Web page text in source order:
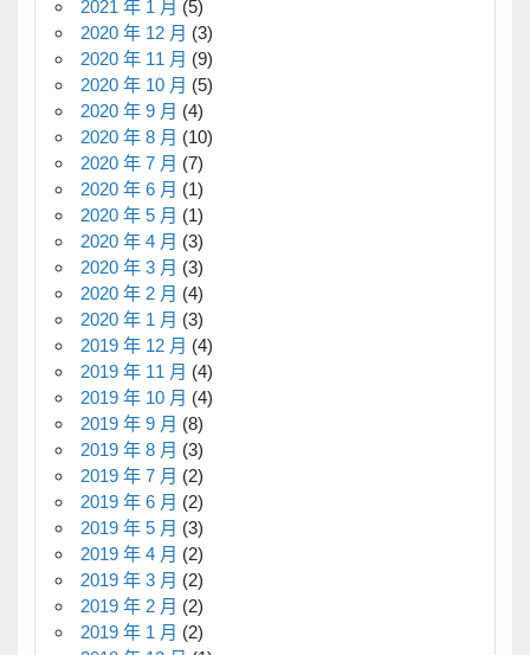
2021 年 1 月 (5)
2020 年 12 月 (3)
2020 年 11 月 (9)
2020 年 10 月 (5)
2020 年 9 月 (4)
2020 年 8 月 (10)
2020 年 7 月 (7)
2020 年 6 月 (1)
2020 年 5 月 (1)
2020 年 4 月 (3)
2020 年 3 月 (3)
2020 年 2 月 (4)
2020 年 1 月 (3)
2019 年 12 月 (4)
2019 年 11 月 (4)
2019 年 10 月 (4)
2019 年 9 月 (8)
2019 年 8 月 (3)
2019 年 7 月 (2)
2019 年 6 月 (2)
2019 年 5 月 (3)
2019 年 4 月 (2)
2019 年 3 月 (2)
2019 年 2 月 (2)
2019 年 1 月 (2)